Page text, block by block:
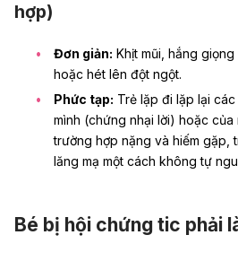
hợp)
Đơn giản: Khịt mũi, hắng
hoặc hét lên đột ngột.
Phức tạp: Trẻ lặp đi lặp lại
mình (chứng nhại lời) hoặc
trường hợp nặng và hiếm gặp,
lăng mạ một cách không tự
Bé bị hội chứng tic phải